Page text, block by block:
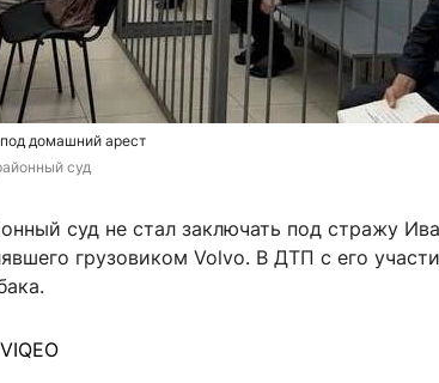
домашний арест
суд
суд не стал заключать под стражу
грузовиком Volvo. В ДТП с его